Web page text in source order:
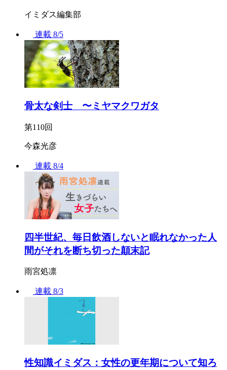
イミダス編集部
連載 8/5
骨太な剣士 〜ミヤマクワガタ
第110回
今森光彦
連載 8/4
四半世紀、毎日飲酒しないと眠れなかった人
間がそれを断ち切った顛末記
雨宮処凛
連載 8/3
性知識イミダス：女性の更年期について知ろ